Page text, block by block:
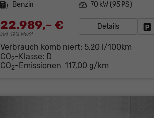
Kraftstoff Benzin Leistung 70 kW (95 PS)
22.989,– €
incl. 19% MwSt.
Details
Verbrauch kombiniert: 5,20 l/100km
CO2-Klasse: D
CO2-Emissionen: 117,00 g/km